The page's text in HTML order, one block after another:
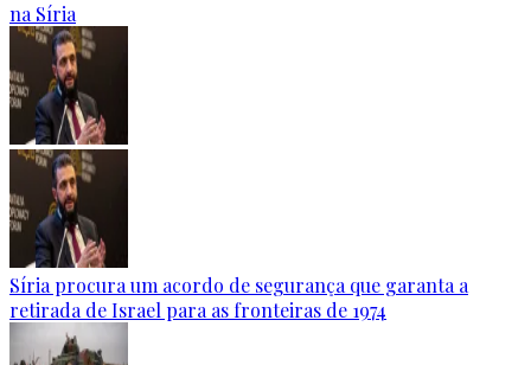
na Síria
Síria procura um acordo de segurança que garanta a
retirada de Israel para as fronteiras de 1974